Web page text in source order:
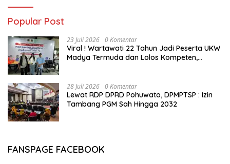
Popular Post
23 Juli 2026 0 Komentar
Viral ! Wartawati 22 Tahun Jadi Peserta UKW
Madya Termuda dan Lolos Kompeten,
28 Juli 2026 0 Komentar
Lewat RDP DPRD Pohuwato, DPMPTSP : Izin
Tambang PGM Sah Hingga 2032
FANSPAGE FACEBOOK